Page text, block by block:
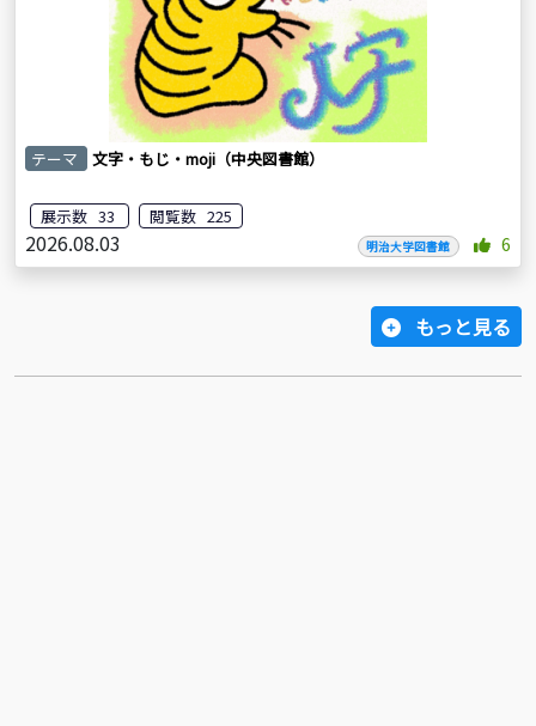
テーマ 文字・もじ・moji（中央図書館）
展示数 33 閲覧数 225
2026.08.03 明治大学図書館 6
もっと見る